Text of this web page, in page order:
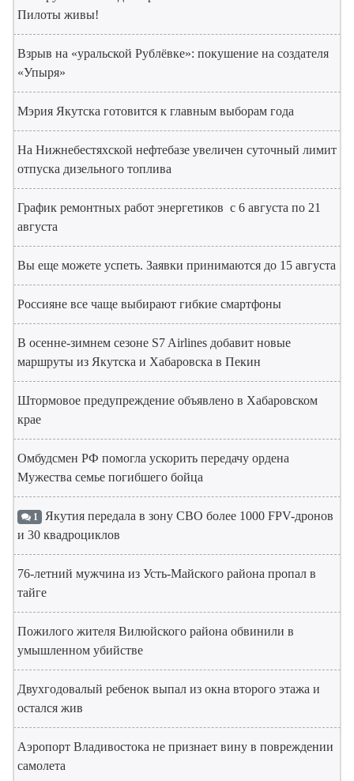
Пилоты живы!
Взрыв на «уральской Рублёвке»: покушение на создателя
«Упыря»
Мэрия Якутска готовится к главным выборам года
На Нижнебестяхской нефтебазе увеличен суточный лимит
отпуска дизельного топлива
График ремонтных работ энергетиков с 6 августа по 21
августа
Вы еще можете успеть. Заявки принимаются до 15 августа
Россияне все чаще выбирают гибкие смартфоны
В осенне-зимнем сезоне S7 Airlines добавит новые
маршруты из Якутска и Хабаровска в Пекин
Штормовое предупреждение объявлено в Хабаровском
крае
Омбудсмен РФ помогла ускорить передачу ордена
Мужества семье погибшего бойца
1 Якутия передала в зону СВО более 1000 FPV-дронов
и 30 квадроциклов
76-летний мужчина из Усть-Майского района пропал в
тайге
Пожилого жителя Вилюйского района обвинили в
умышленном убийстве
Двухгодовалый ребенок выпал из окна второго этажа и
остался жив
Аэропорт Владивостока не признает вину в повреждении
самолета